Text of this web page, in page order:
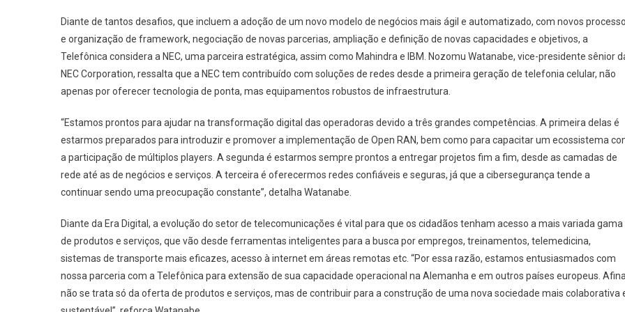
Diante de tantos desafios, que incluem a adoção de um novo modelo de negócios mais ágil e automatizado, com novos
e organização de framework, negociação de novas parcerias, ampliação e definição de novas capacidades e objetivos, a
Telefônica considera a NEC, uma parceira estratégica, assim como Mahindra e IBM. Nozomu Watanabe, vice-presidente sênior
NEC Corporation, ressalta que a NEC tem contribuído com soluções de redes desde a primeira geração de telefonia celular, não
apenas por oferecer tecnologia de ponta, mas equipamentos robustos de infraestrutura.
“Estamos prontos para ajudar na transformação digital das operadoras devido a três grandes competências. A primeira delas é
estarmos preparados para introduzir e promover a implementação de Open RAN, bem como para capacitar um ecossistema
a participação de múltiplos players. A segunda é estarmos sempre prontos a entregar projetos fim a fim, desde as camadas de
rede até as de negócios e serviços. A terceira é oferecermos redes confiáveis e seguras, já que a cibersegurança tende a
continuar sendo uma preocupação constante”, detalha Watanabe.
Diante da Era Digital, a evolução do setor de telecomunicações é vital para que os cidadãos tenham acesso a mais variada gama
de produtos e serviços, que vão desde ferramentas inteligentes para a busca por empregos, treinamentos, telemedicina,
sistemas de transporte mais eficazes, acesso à internet em áreas remotas etc. “Por essa razão, estamos entusiasmados com
nossa parceria com a Telefônica para extensão de sua capacidade operacional na Alemanha e em outros países europeus.
não se trata só da oferta de produtos e serviços, mas de contribuir para a construção de uma nova sociedade mais colaborativa